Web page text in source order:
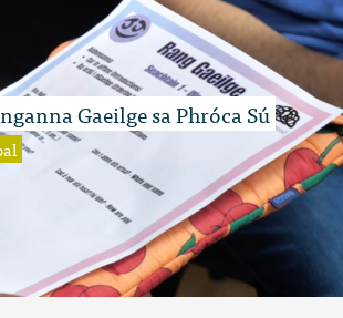
Gaeilge sa Phróca Sú